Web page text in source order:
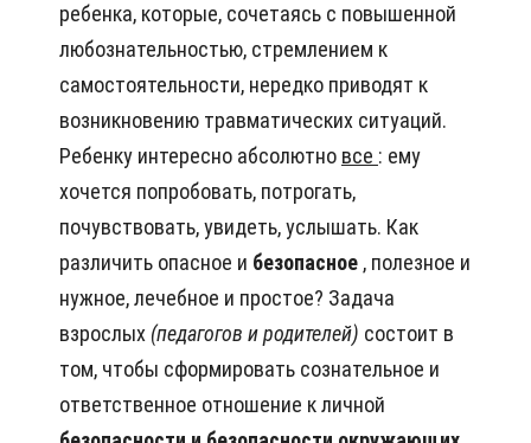
ребенка, которые, сочетаясь с повышенной
любознательностью, стремлением к
самостоятельности, нередко приводят к
возникновению травматических ситуаций.
Ребенку интересно абсолютно все : ему
хочется попробовать, потрогать,
почувствовать, увидеть, услышать. Как
различить опасное и безопасное , полезное и
нужное, лечебное и простое? Задача
взрослых (педагогов и родителей) состоит в
том, чтобы сформировать сознательное и
ответственное отношение к личной